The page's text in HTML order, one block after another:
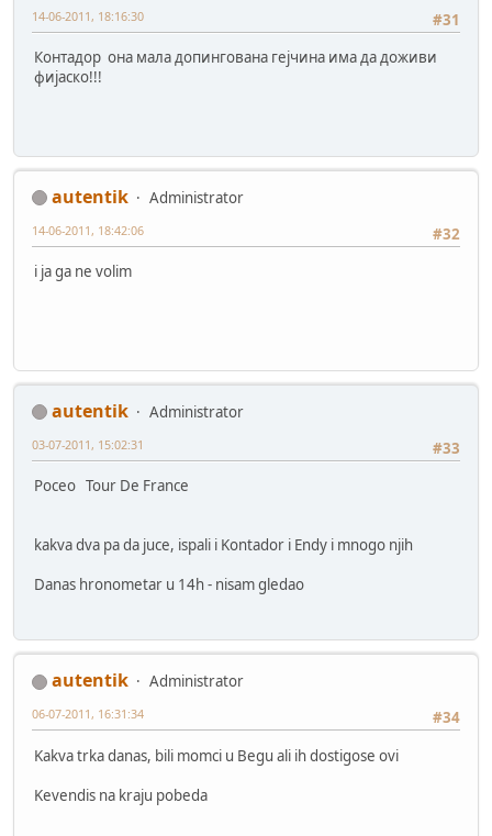
#31
14-06-2011, 18:16:30
Контадор oна мала допингована гејчина има да доживи
фијаско!!!
autentik
Administrator
#32
14-06-2011, 18:42:06
i ja ga ne volim
autentik
Administrator
#33
03-07-2011, 15:02:31
Poceo Tour De France
kakva dva pa da juce, ispali i Kontador i Endy i mnogo njih
Danas hronometar u 14h - nisam gledao
autentik
Administrator
#34
06-07-2011, 16:31:34
Kakva trka danas, bili momci u Begu ali ih dostigose ovi
Kevendis na kraju pobeda